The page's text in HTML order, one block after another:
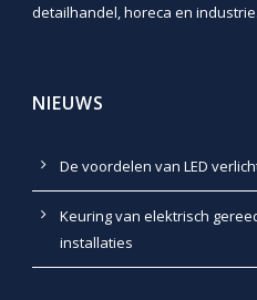
detailhandel, horeca en industrie.
NIEUWS
De voordelen van LED
Keuring van elektrisch
installaties